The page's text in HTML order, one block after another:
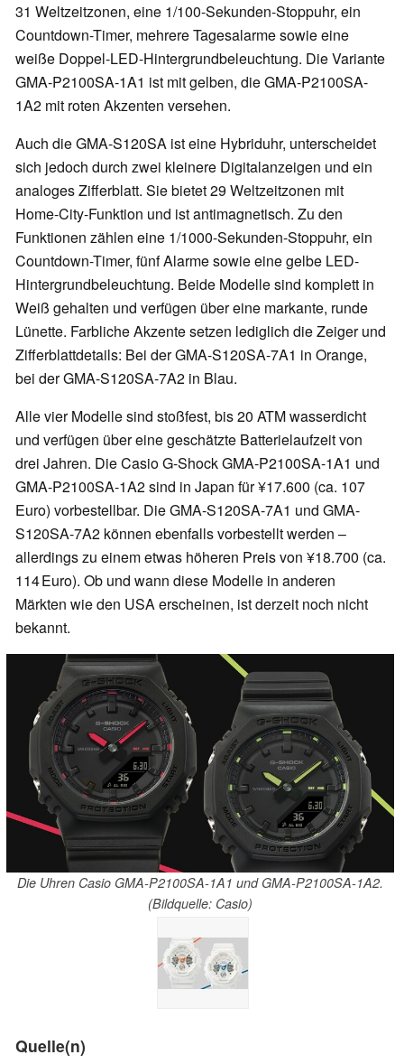
31 Weltzeitzonen, eine 1/100-Sekunden-Stoppuhr, ein
Countdown-Timer, mehrere Tagesalarme sowie eine
weiße Doppel-LED-Hintergrundbeleuchtung. Die Variante
GMA-P2100SA-1A1 ist mit gelben, die GMA-P2100SA-
1A2 mit roten Akzenten versehen.
Auch die GMA-S120SA ist eine Hybriduhr, unterscheidet
sich jedoch durch zwei kleinere Digitalanzeigen und ein
analoges Zifferblatt. Sie bietet 29 Weltzeitzonen mit
Home-City-Funktion und ist antimagnetisch. Zu den
Funktionen zählen eine 1/1000-Sekunden-Stoppuhr, ein
Countdown-Timer, fünf Alarme sowie eine gelbe LED-
Hintergrundbeleuchtung. Beide Modelle sind komplett in
Weiß gehalten und verfügen über eine markante, runde
Lünette. Farbliche Akzente setzen lediglich die Zeiger und
Zifferblattdetails: Bei der GMA-S120SA-7A1 in Orange,
bei der GMA-S120SA-7A2 in Blau.
Alle vier Modelle sind stoßfest, bis 20 ATM wasserdicht
und verfügen über eine geschätzte Batterielaufzeit von
drei Jahren. Die Casio G-Shock GMA-P2100SA-1A1 und
GMA-P2100SA-1A2 sind in Japan für ¥17.600 (ca. 107
Euro) vorbestellbar. Die GMA-S120SA-7A1 und GMA-
S120SA-7A2 können ebenfalls vorbestellt werden –
allerdings zu einem etwas höheren Preis von ¥18.700 (ca.
114 Euro). Ob und wann diese Modelle in anderen
Märkten wie den USA erscheinen, ist derzeit noch nicht
bekannt.
Die Uhren Casio GMA-P2100SA-1A1 und GMA-P2100SA-1A2.
(Bildquelle: Casio)
Quelle(n)